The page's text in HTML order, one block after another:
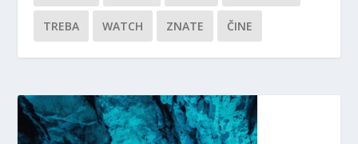
TREBA WATCH ZNATE ČINE